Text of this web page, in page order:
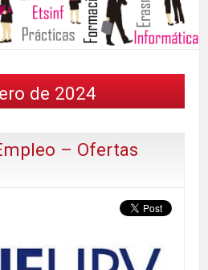
de 2024
– Ofertas